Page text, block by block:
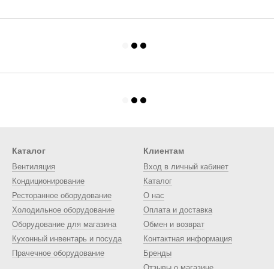
Каталог
Вентиляция
Кондиционирование
Ресторанное оборудование
Холодильное оборудование
Оборудование для магазина
Кухонный инвентарь и посуда
Прачечное оборудование
Клиентам
Вход в личный кабинет
Каталог
О нас
Оплата и доставка
Обмен и возврат
Контактная информация
Бренды